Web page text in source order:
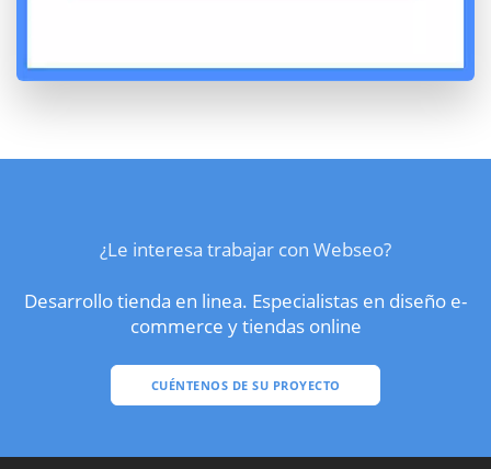
¿Le interesa trabajar con Webseo?
Desarrollo tienda en linea. Especialistas en diseño e-
commerce y tiendas online
CUÉNTENOS DE SU PROYECTO